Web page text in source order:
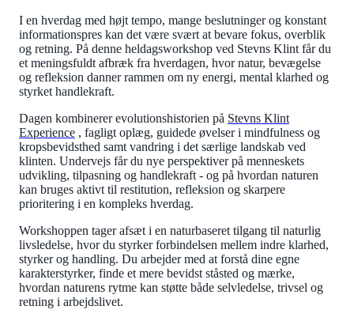
I en hverdag med højt tempo, mange beslutninger og konstant
informationspres kan det være svært at bevare fokus, overblik
og retning. På denne heldagsworkshop ved Stevns Klint får du
et meningsfuldt afbræk fra hverdagen, hvor natur, bevægelse
og refleksion danner rammen om ny energi, mental klarhed og
styrket handlekraft.
Dagen kombinerer evolutionshistorien på Stevns Klint
Experience , fagligt oplæg, guidede øvelser i mindfulness og
kropsbevidsthed samt vandring i det særlige landskab ved
klinten. Undervejs får du nye perspektiver på menneskets
udvikling, tilpasning og handlekraft - og på hvordan naturen
kan bruges aktivt til restitution, refleksion og skarpere
prioritering i en kompleks hverdag.
Workshoppen tager afsæt i en naturbaseret tilgang til naturlig
livsledelse, hvor du styrker forbindelsen mellem indre klarhed,
styrker og handling. Du arbejder med at forstå dine egne
karakterstyrker, finde et mere bevidst ståsted og mærke,
hvordan naturens rytme kan støtte både selvledelse, trivsel og
retning i arbejdslivet.